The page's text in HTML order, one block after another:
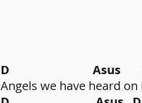
D
Angels we have heard